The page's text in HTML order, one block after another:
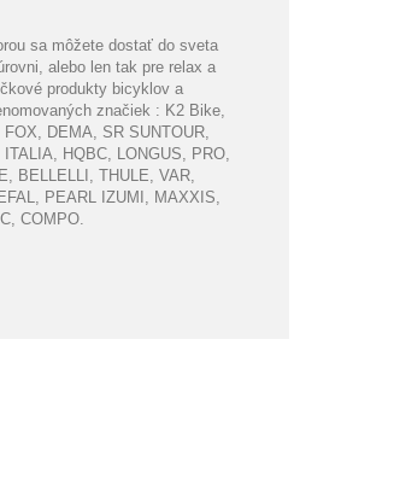
sa môžete dostať do sveta
alebo len tak pre relax a
produkty bicyklov a
značiek : K2 Bike,
DEMA, SR SUNTOUR,
HQBC, LONGUS, PRO,
BELLELLI, THULE, VAR,
PEARL IZUMI, MAXXIS,
COMPO.